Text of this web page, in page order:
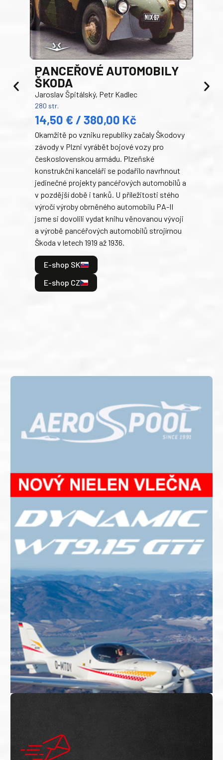
PANCEŘOVÉ AUTOMOBILY
ŠKODA
Jaroslav Špitálský, Petr Kadlec
280 str.
14,50 € / 380,00 Kč
Okamžitě po vzniku republiky začaly Škodovy
závody v Plzni vyrábět bojové vozy pro
československou armádu. Plzeňské
konstrukční kanceláři se podařilo navrhnout
jedinečné projekty pancéřových automobilů a
v pozdější době i tanků. U příležitosti stého
výročí výroby obrněného automobilu PA-II
jsme si dovolili vydat knihu věnovanou vývoji
a výrobě pancéřových automobilů strojírnou
Škoda v letech 1919 až 1936.
E-shop SK
E-shop CZ